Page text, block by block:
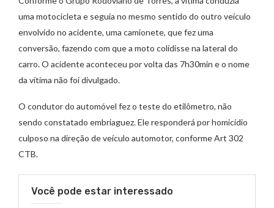
uma motocicleta e seguia no mesmo sentido do outro veículo
envolvido no acidente, uma camionete, que fez uma
conversão, fazendo com que a moto colidisse na lateral do
carro. O acidente aconteceu por volta das 7h30min e o nome
da vítima não foi divulgado.
O condutor do automóvel fez o teste do etilômetro, não
sendo constatado embriaguez. Ele responderá por homicídio
culposo na direção de veículo automotor, conforme Art 302
CTB.
Você pode estar interessado